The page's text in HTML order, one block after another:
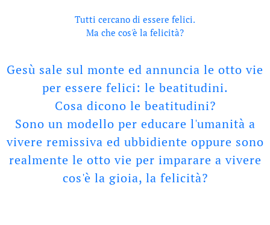
Tutti cercano di essere felici.
Ma che cos'è la felicità?
Gesù sale sul monte ed annuncia le otto vie
per essere felici: le beatitudini.
Cosa dicono le beatitudini?
Sono un modello per educare l'umanità a
vivere remissiva ed ubbidiente oppure sono
realmente le otto vie per imparare a vivere
cos'è la gioia, la felicità?